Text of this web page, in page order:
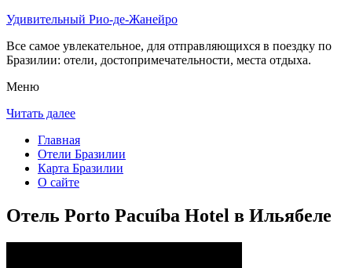
Удивительный Рио-де-Жанейро
Все самое увлекательное, для отправляющихся в поездку по
Бразилии: отели, достопримечательности, места отдыха.
Меню
Читать далее
Главная
Отели Бразилии
Карта Бразилии
О сайте
Отель Porto Pacuíba Hotel в Ильябеле